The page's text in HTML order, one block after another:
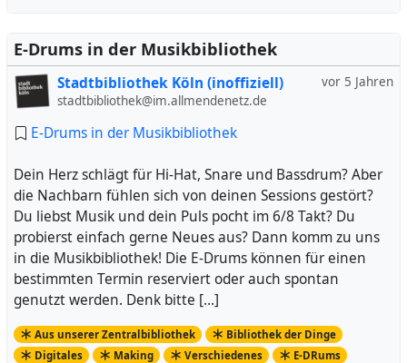
E-Drums in der Musikbibliothek
vor 5 Jahren
Stadtbibliothek Köln (inoffiziell)
stadtbibliothek@im.allmendenetz.de
E-Drums in der Musikbibliothek
Dein Herz schlägt für Hi-Hat, Snare und Bassdrum? Aber
die Nachbarn fühlen sich von deinen Sessions gestört?
Du liebst Musik und dein Puls pocht im 6/8 Takt? Du
probierst einfach gerne Neues aus? Dann komm zu uns
in die Musikbibliothek! Die E-Drums können für einen
bestimmten Termin reserviert oder auch spontan
genutzt werden. Denk bitte […]
Aus unserer Zentralbibliothek
Bibliothek der Dinge
Digitales
Making Verschiedenes
E-DRums